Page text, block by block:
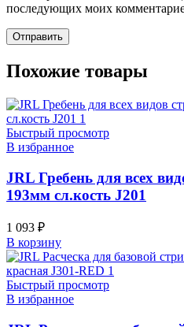
последующих моих
Похожие товары
Быстрый просмотр
В избранное
JRL Гребень для всех
193мм сл.кость J201
1 093 ₽
В корзину
Быстрый просмотр
В избранное